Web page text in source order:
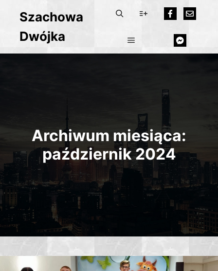
Szachowa
Dwójka
Archiwum miesiąca:
październik 2024